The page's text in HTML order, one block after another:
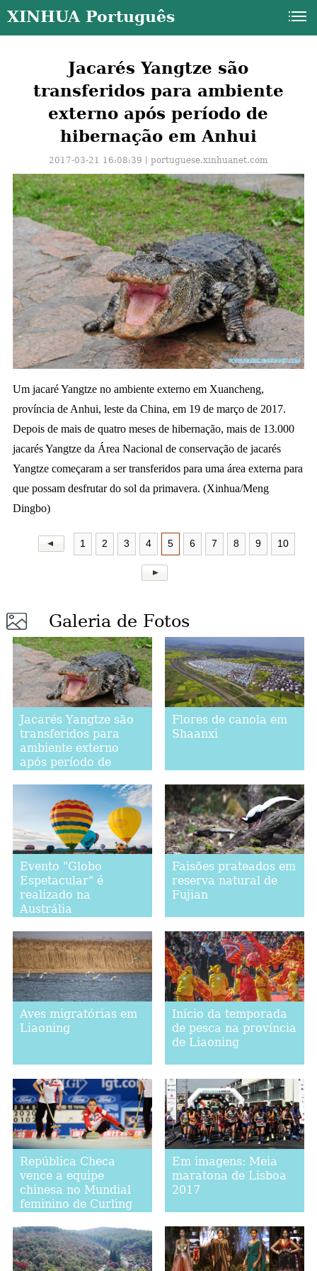
XINHUA Português
Jacarés Yangtze são
transferidos para ambiente
externo após período de
hibernação em Anhui
2017-03-21 16:08:39丨portuguese.xinhuanet.com
Um jacaré Yangtze no ambiente externo em Xuancheng,
província de Anhui, leste da China, em 19 de março de 2017.
Depois de mais de quatro meses de hibernação, mais de 13.000
jacarés Yangtze da Área Nacional de conservação de jacarés
Yangtze começaram a ser transferidos para uma área externa para
que possam desfrutar do sol da primavera. (Xinhua/Meng
Dingbo)
1 2 3 4 5 6 7 8 9 10
Galeria de Fotos
Jacarés Yangtze são
transferidos para
ambiente externo
após período de
Flores de canola em
Shaanxi
Evento "Globo
Espetacular" é
realizado na
Austrália
Faisões prateados em
reserva natural de
Fujian
Aves migratórias em
Liaoning
Início da temporada
de pesca na província
de Liaoning
República Checa
vence a equipe
chinesa no Mundial
feminino de Curling
Em imagens: Meia
maratona de Lisboa
2017